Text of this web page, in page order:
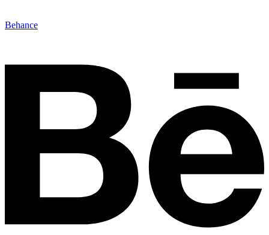
Behance